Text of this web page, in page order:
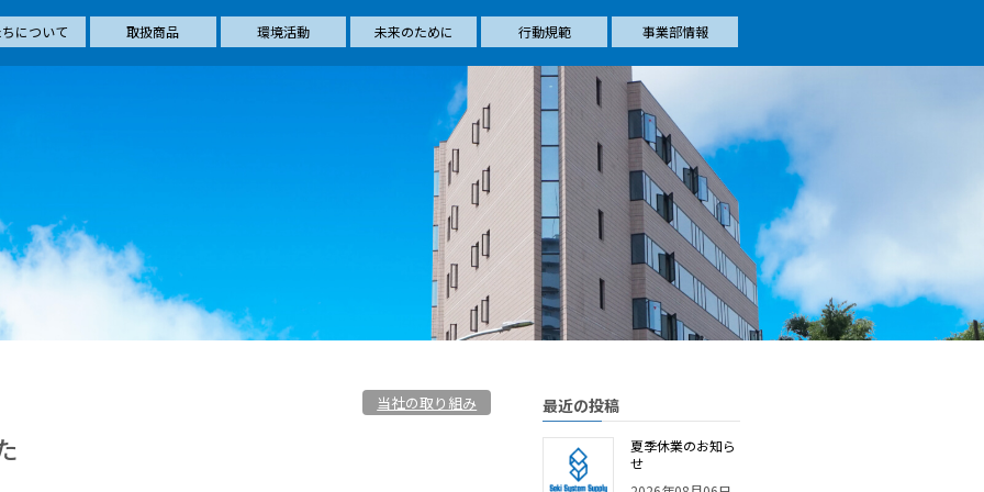
について 取扱商品 環境活動 未来のために 行動規範 事業部情報
当社の取り組み 最近の投稿
夏季休業のお知ら
せ